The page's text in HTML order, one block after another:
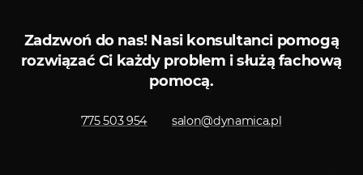
Zadzwoń do nas!Nasi konsultanci pomogą
rozwiązać Ci każdy problem i służą fachową
pomocą.
775 503 954 salon@dynamica.pl